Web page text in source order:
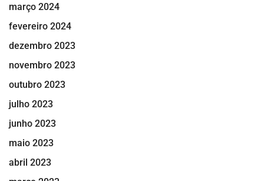
março 2024
fevereiro 2024
dezembro 2023
novembro 2023
outubro 2023
julho 2023
junho 2023
maio 2023
abril 2023